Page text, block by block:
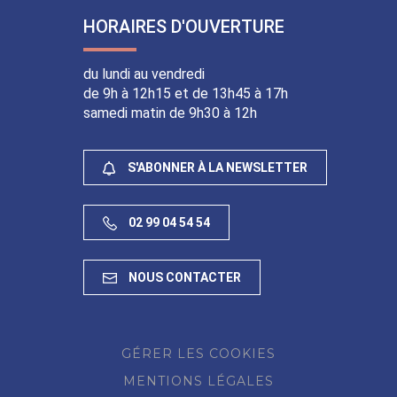
HORAIRES D'OUVERTURE
du lundi au vendredi
de 9h à 12h15 et de 13h45 à 17h
samedi matin de 9h30 à 12h
S'ABONNER À LA NEWSLETTER
02 99 04 54 54
NOUS CONTACTER
GÉRER LES COOKIES
MENTIONS LÉGALES